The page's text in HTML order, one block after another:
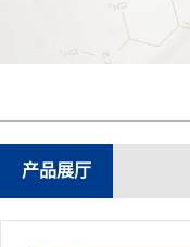
产品展厅